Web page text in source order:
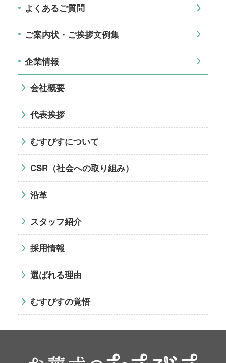
よくあるご質問
ご案内状・ご挨拶文例集
企業情報
会社概要
代表挨拶
むすびすについて
CSR（社会への取り組み）
沿革
スタッフ紹介
採用情報
選ばれる理由
むすびすの覚悟